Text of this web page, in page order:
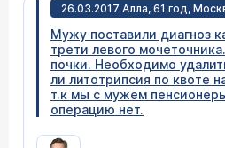
26.03.2017 Алла, 61 год,
Мужу поставили диагноз
трети левого
почки. Необходимо
ли литотрипсия по квоте
т.к мы с мужем
операцию нет.